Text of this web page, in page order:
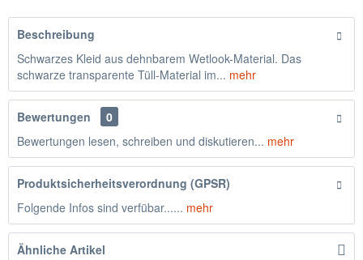
Beschreibung
Schwarzes Kleid aus dehnbarem Wetlook-Material. Das
schwarze transparente Tüll-Material im... mehr
Bewertungen
0
Bewertungen lesen, schreiben und diskutieren... mehr
Produktsicherheitsverordnung (GPSR)
Folgende Infos sind verfübar...... mehr
Ähnliche Artikel